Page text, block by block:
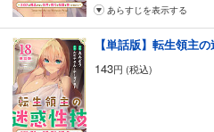
あらすじを表示する
143円 (税込)